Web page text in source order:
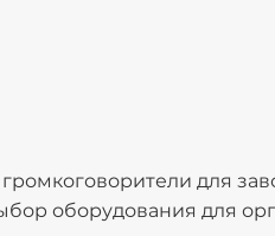
для
оборудования для